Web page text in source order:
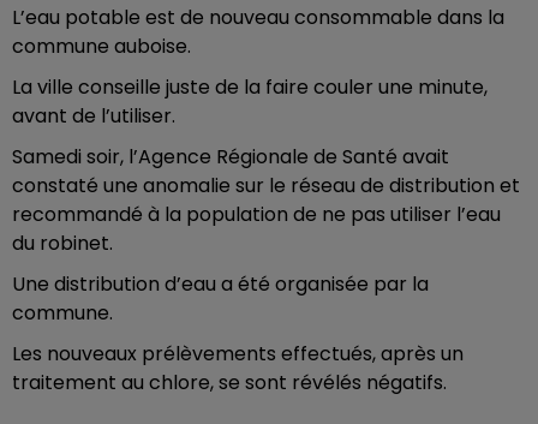
L’eau potable est de nouveau consommable dans la
commune auboise.
La ville conseille juste de la faire couler une minute,
avant de l’utiliser.
Samedi soir, l’Agence Régionale de Santé avait
constaté une anomalie sur le réseau de distribution et
recommandé à la population de ne pas utiliser l’eau
du robinet.
Une distribution d’eau a été organisée par la
commune.
Les nouveaux prélèvements effectués, après un
traitement au chlore, se sont révélés négatifs.